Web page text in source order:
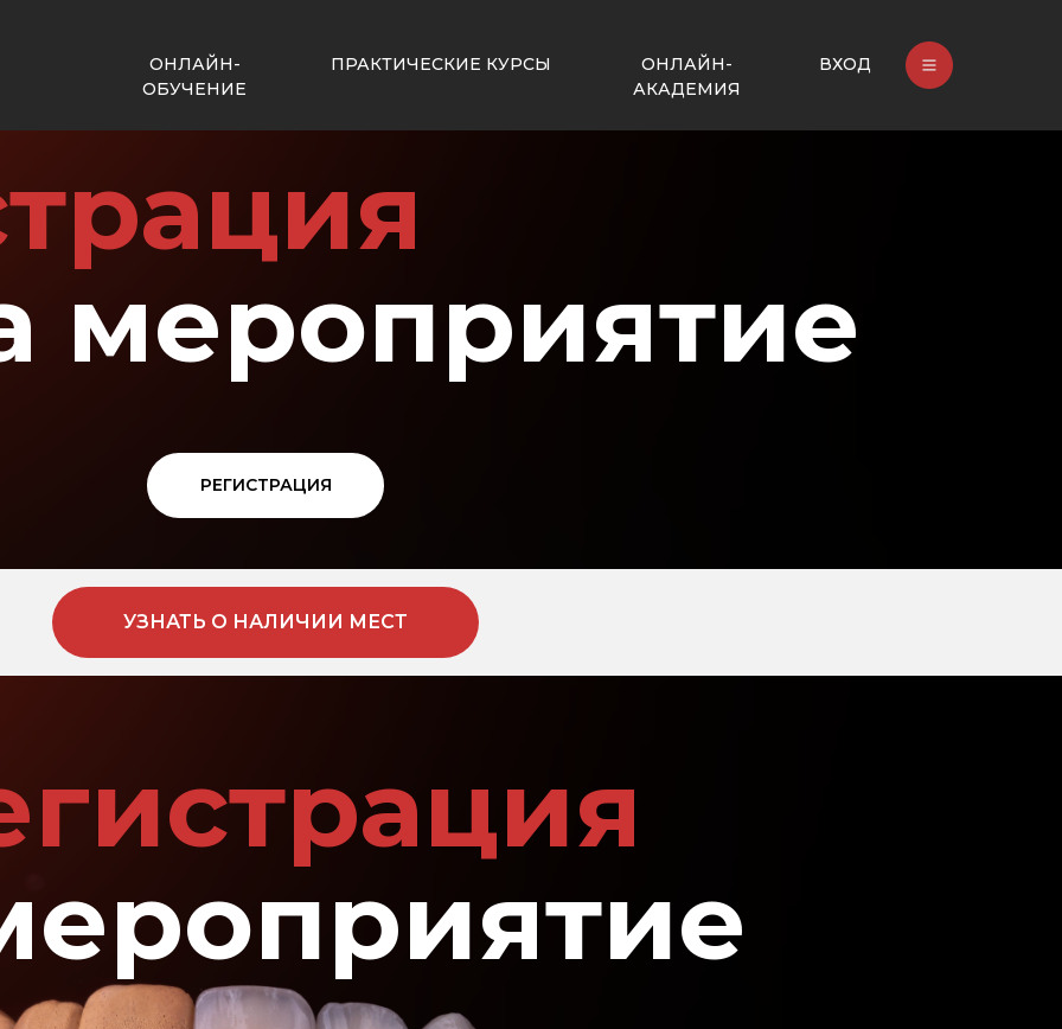
ОНЛАЙН-
ОБУЧЕНИЕ
ПРАКТИЧЕСКИЕ КУРСЫ
ОНЛАЙН-
АКАДЕМИЯ
ВХОД
мероприятие
РЕГИСТРАЦИЯ
УЗНАТЬ О НАЛИЧИИ МЕСТ